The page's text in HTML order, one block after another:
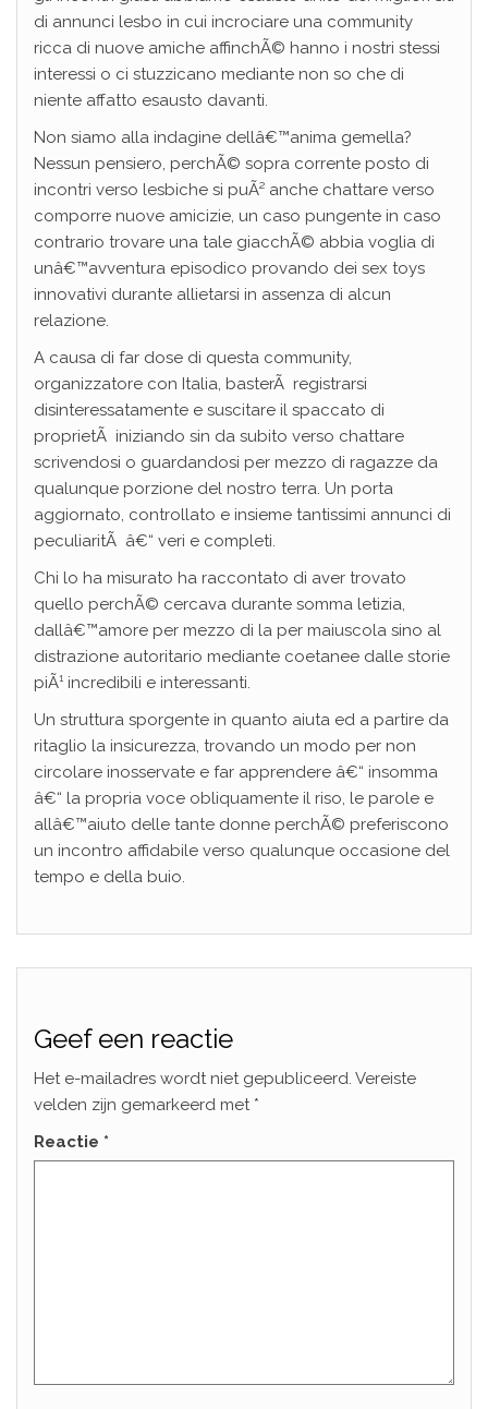
di annunci lesbo in cui incrociare una community
ricca di nuove amiche affinchÃ© hanno i nostri stessi
interessi o ci stuzzicano mediante non so che di
niente affatto esausto davanti.
Non siamo alla indagine dellâ€™anima gemella?
Nessun pensiero, perchÃ© sopra corrente posto di
incontri verso lesbiche si puÃ² anche chattare verso
comporre nuove amicizie, un caso pungente in caso
contrario trovare una tale giacchÃ© abbia voglia di
unâ€™avventura episodico provando dei sex toys
innovativi durante allietarsi in assenza di alcun
relazione.
A causa di far dose di questa community,
organizzatore con Italia, basterÃ registrarsi
disinteressatamente e suscitare il spaccato di
proprietÃ iniziando sin da subito verso chattare
scrivendosi o guardandosi per mezzo di ragazze da
qualunque porzione del nostro terra. Un porta
aggiornato, controllato e insieme tantissimi annunci di
peculiaritÃ â€“ veri e completi.
Chi lo ha misurato ha raccontato di aver trovato
quello perchÃ© cercava durante somma letizia,
dallâ€™amore per mezzo di la per maiuscola sino al
distrazione autoritario mediante coetanee dalle storie
piÃ¹ incredibili e interessanti.
Un struttura sporgente in quanto aiuta ed a partire da
ritaglio la insicurezza, trovando un modo per non
circolare inosservate e far apprendere â€“ insomma
â€“ la propria voce obliquamente il riso, le parole e
allâ€™aiuto delle tante donne perchÃ© preferiscono
un incontro affidabile verso qualunque occasione del
tempo e della buio.
Geef een reactie
Het e-mailadres wordt niet gepubliceerd. Vereiste
velden zijn gemarkeerd met *
Reactie *